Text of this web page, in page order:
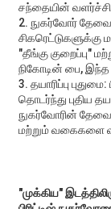
சந்தையின்
2. நுகர்வோர் தேவை:
சிகரெட்டுகளுக்கு
"தீங்கு குறைப்பு"
நிகோடின் பை, இந்த
3. தயாரிப்பு
தொடர்ந்து புதிய
நுகர்வோரின்
மற்றும் வகைகளை
"முக்கிய"